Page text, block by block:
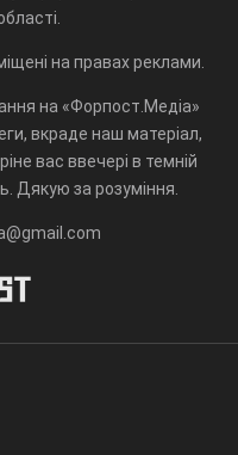
на правах реклами.
на «Форпост.Медіа»
вкраде наш матеріал,
вас ввечері в темній
Дякую за розуміння.